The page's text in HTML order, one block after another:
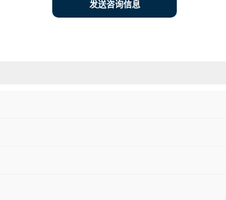
发送咨询信息